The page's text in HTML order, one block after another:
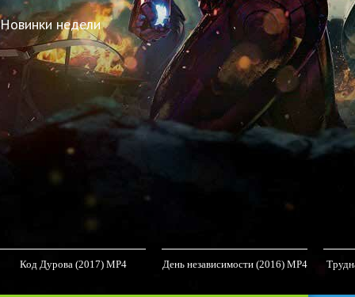
Новинки недели
Код Дурова (2017) MP4 День независимости (2016) MP4